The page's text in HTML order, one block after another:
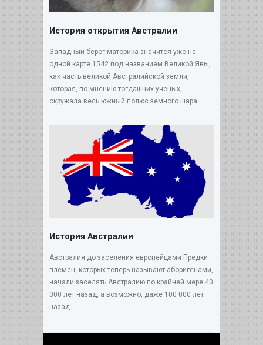
История открытия Австралии
Западный берег материка значится уже на
одной карте 1542 под названием Великой Явы,
как часть великой Австралийской земли,
которая, по мнению тогдашних ученых,
окружала весь южный полюс земного шара...
История Австралии
Австралия до заселения европейцами Предки
племен, которых теперь называют аборигенами,
начали заселять Австралию по крайней мере 40
000 лет назад, а возможно, даже 100 000 лет
назад...